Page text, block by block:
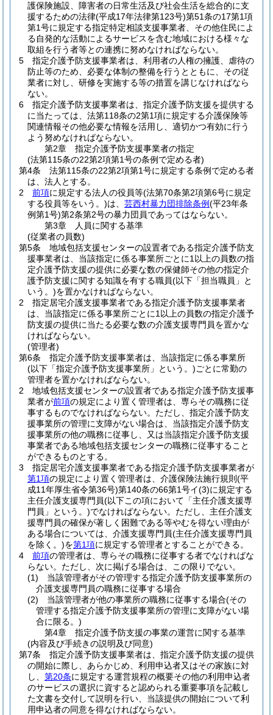
護保険施設、障害者の日常生活及び社会生活を総合的に支
援するための法律(平成17年法律第123号)第51条の17第1項
第1号に規定する指定特定相談支援事業者、その他住民によ
る自発的な活動によるサービスを含む地域における様々な
取組を行う者等との連携に努めなければならない。
5
指定介護予防支援事業者は、利用者の人権の擁護、虐待の
防止等のため、必要な体制の整備を行うとともに、その従
業者に対し、研修を実施する等の措置を講じなければなら
ない。
6
指定介護予防支援事業者は、指定介護予防支援を提供する
に当たっては、法第118条の2第1項に規定する介護保険等
関連情報その他必要な情報を活用し、適切かつ有効に行う
よう努めなければならない。
第2章
指定介護予防支援事業者の指定
(法第115条の22第2項第1号の条例で定める者)
第4条
法第115条の22第2項第1号に規定する条例で定める者
は、法人とする。
2
前項に規定する法人の役員等(法第70条第2項第6号に規定
する役員等をいう。)は、 芸西村暴力団排除条例(平23年条
例第1号)第2条第2号の暴力団員であってはならない。
第3章
人員に関する基準
(従業者の員数)
第5条
地域包括支援センターの設置者である指定介護予防支
援事業者は、当該指定に係る事業所ごとに1以上の員数の指
定介護予防支援の提供に必要な数の保健師その他の指定介
護予防支援に関する知識を有する職員(以下「担当職員」と
いう。)を置かなければならない。
2
指定居宅介護支援事業者である指定介護予防支援事業者
は、当該指定に係る事業所ごとに1以上の員数の指定介護予
防支援の提供に当たる必要な数の介護支援専門員を置かな
ければならない。
(管理者)
第6条
指定介護予防支援事業者は、当該指定に係る事業所
(以下「指定介護予防支援事業所」という。)ごとに常勤の
管理者を置かなければならない。
2
地域包括支援センターの設置者である指定介護予防支援事
業者が前項の規定により置く管理者は、専らその職務に従
事するものでなければならない。 ただし、指定介護予防支
援事業所の管理に支障がない場合は、当該指定介護予防支
援事業所の他の職務に従事し、又は当該指定介護予防支援
事業者である地域包括支援センターの職務に従事すること
ができるものとする。
3
指定居宅介護支援事業者である指定介護予防支援事業者が
第1項の規定により置く管理者は、介護保険法施行規則 (平
成11年厚生省令第36号)第140条の66第1号イ(3)に規定する
主任介護支援専門員(以下この項において「主任介護支援専
門員」という。)でなければならない。 ただし、主任介護支
援専門員の確保が著しく困難である等やむを得ない理由が
ある場合については、介護支援専門員(主任介護支援専門員
を除く。)を第1項に規定する管理者とすることができる。
4
前項の管理者は、専らその職務に従事する者でなければな
らない。 ただし、次に掲げる場合は、この限りでない。
(1)
当該管理者がその管理する指定介護予防支援事業所の
介護支援専門員の職務に従事する場合
(2)
当該管理者が他の事業所の職務に従事する場合(その
管理する指定介護予防支援事業所の管理に支障がない場
合に限る。)
第4章
指定介護予防支援の事業の運営に関する基準
(内容及び手続きの説明及び同意)
第7条
指定介護予防支援事業者は、指定介護予防支援の提供
の開始に際し、あらかじめ、利用申込者又はその家族に対
し、 第20条に規定する運営規程の概要その他の利用申込者
のサービスの選択に資すると認められる重要事項を記載し
た文書を交付して説明を行い、当該提供の開始について利
用申込者の同意を得なければならない。